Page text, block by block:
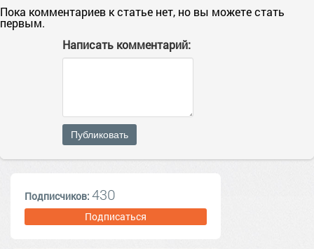
Пока комментариев к статье нет, но вы можете стать
первым.
Написать комментарий:
Публиковать
Подписчиков: 430
Подписаться